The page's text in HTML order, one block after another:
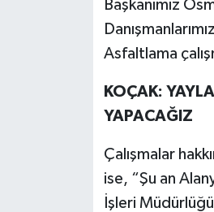
Başkanımız
Asfaltlama
KOÇAK:
YAPACAĞIZ
Çalışmalar
ise, “Şu an
İşleri